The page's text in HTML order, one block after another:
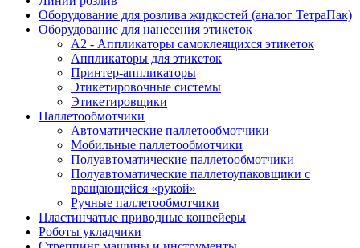
Оборудование для розлива жидкостей (аналог ТетраПак)
Оборудование для нанесения этикеток
А2 - Аппликаторы самоклеящихся этикеток
Аппликаторы для этикеток
Принтер-аппликаторы
Этикетировочные системы
Этикетировщики
Паллетообмотчики
Автоматические паллетообмотчики
Мобильные паллетообмотчики
Полуавтоматические паллетообмотчики
Полуавтоматические паллетоупаковщики с
вращающейся «рукой»
Ручные паллетообмотчики
Пластинчатые приводные конвейеры
Роботы укладчики